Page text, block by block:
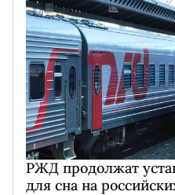
РЖД продолжат
для сна на